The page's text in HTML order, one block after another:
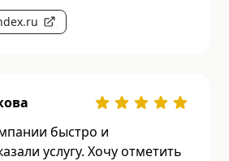
быстро и
услугу. Хочу отметить